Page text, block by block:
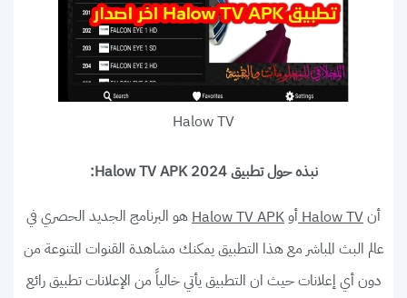
Halow TV
نبذه حول تطبيق Halow TV APK 2024:
أنHalow TVأوHalow TV APKهو البرنامج الجديد الحصري في
عالم البث المباشر مع هذا التطبيق يمكنك مشاهدة القنوات المتنوعة من
دون أي إعلانات حيث ان التطبيق يأتي خالياً من الإعلانات تطبيق رائع